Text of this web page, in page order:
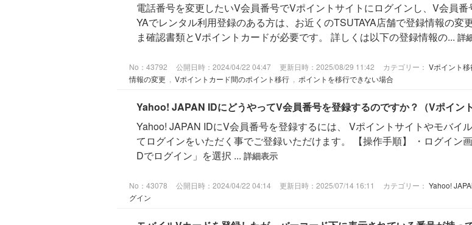
電話番号を変更したいV会員番号でVポイントサイトにログインし、V会員
YAでレンタル利用登録のある方は、お近くのTSUTAYA店舗で登録情報の
ま確認書類とVポイントカードが必要です。 詳しくは以下の登録情報の... 詳
No：43792 公開日時：2024/04/22 04:47 更新日時：2025/08/29 11:42 カテゴリー： Vポイント
情報の変更
Vポイントカード間のポイント移行 ポイントを移行できない場合
Yahoo! JAPAN IDにどうやってV会員番号を登録するのですか？（Vポイン
Yahoo! JAPAN IDにV会員番号を登録するには、 Vポイントサイトやモバイ
てログインをいただく事でご登録いただけます。 【操作手順】 ・ログイン
Dでログイン」を選択 ... 詳細表示
No：43078 公開日時：2024/04/22 04:14 更新日時：2025/07/14 16:11 カテゴリー： Yahoo!
グイン